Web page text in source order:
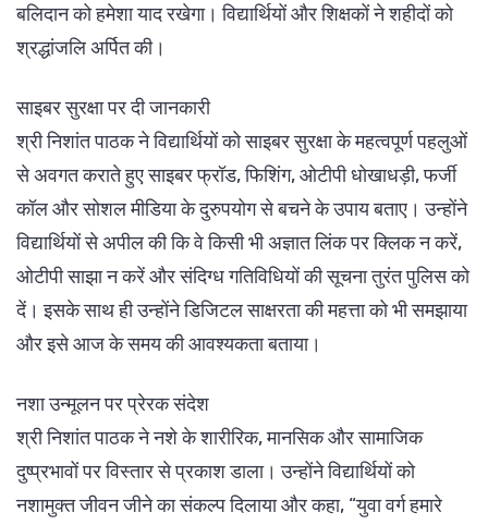
बलिदान को हमेशा याद रखेगा। विद्यार्थियों और शिक्षकों ने शहीदों को
श्रद्धांजलि अर्पित की।
साइबर सुरक्षा पर दी जानकारी
श्री निशांत पाठक ने विद्यार्थियों को साइबर सुरक्षा के महत्वपूर्ण पहलुओं
से अवगत कराते हुए साइबर फ्रॉड, फिशिंग, ओटीपी धोखाधड़ी, फर्जी
कॉल और सोशल मीडिया के दुरुपयोग से बचने के उपाय बताए। उन्होंने
विद्यार्थियों से अपील की कि वे किसी भी अज्ञात लिंक पर क्लिक न करें,
ओटीपी साझा न करें और संदिग्ध गतिविधियों की सूचना तुरंत पुलिस को
दें। इसके साथ ही उन्होंने डिजिटल साक्षरता की महत्ता को भी समझाया
और इसे आज के समय की आवश्यकता बताया।
नशा उन्मूलन पर प्रेरक संदेश
श्री निशांत पाठक ने नशे के शारीरिक, मानसिक और सामाजिक
दुष्प्रभावों पर विस्तार से प्रकाश डाला। उन्होंने विद्यार्थियों को
नशामुक्त जीवन जीने का संकल्प दिलाया और कहा, “युवा वर्ग हमारे